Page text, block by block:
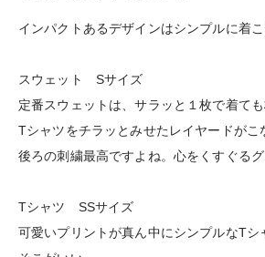
インパクトあるデザインはシンプルに着こ
スウェット Sサイズ
定番スウェットは、サラッと１枚で着ても
Tシャツをチラッとみせたレイヤードがこ
後ろの刺繍最高ですよね。心をくすぐるグ
Tシャツ SSサイズ
可愛いプリントが真ん中にシンプルなTシ